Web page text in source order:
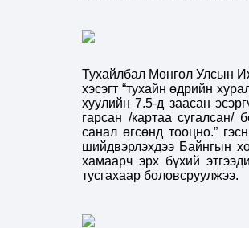
Тухайлбал Монгол Улсын
хэсэгт “тухайн өдрийн
хуулийн 7.5-д заасан
гарсан /картаа сугалсан/
санал өгсөнд тооцно.”
шийдвэрлэхдээ Байнгын
хамаарч эрх бүхий
тусгахаар боловсруулжээ.